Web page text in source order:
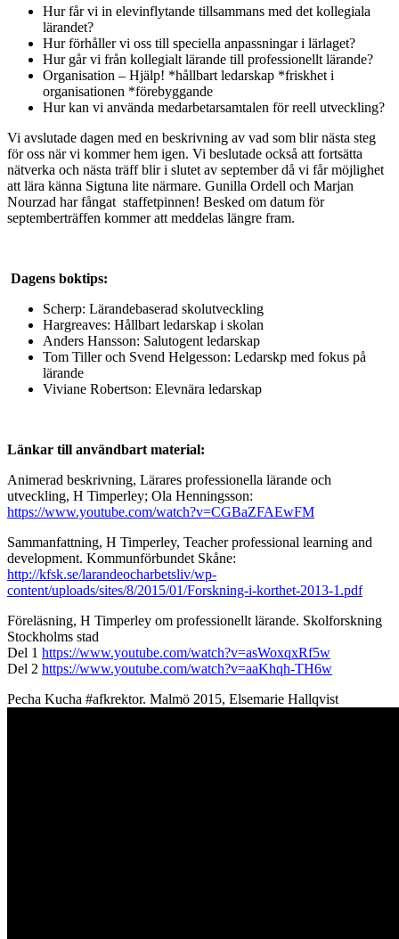
Hur får vi in elevinflytande tillsammans med det kollegiala
lärandet?
Hur förhåller vi oss till speciella anpassningar i lärlaget?
Hur går vi från kollegialt lärande till professionellt lärande?
Organisation – Hjälp! *hållbart ledarskap *friskhet i
organisationen *förebyggande
Hur kan vi använda medarbetarsamtalen för reell utveckling?
Vi avslutade dagen med en beskrivning av vad som blir nästa steg
för oss när vi kommer hem igen. Vi beslutade också att fortsätta
nätverka och nästa träff blir i slutet av september då vi får möjlighet
att lära känna Sigtuna lite närmare. Gunilla Ordell och Marjan
Nourzad har fångat staffetpinnen! Besked om datum för
septemberträffen kommer att meddelas längre fram.
Dagens boktips:
Scherp: Lärandebaserad skolutveckling
Hargreaves: Hållbart ledarskap i skolan
Anders Hansson: Salutogent ledarskap
Tom Tiller och Svend Helgesson: Ledarskp med fokus på
lärande
Viviane Robertson: Elevnära ledarskap
Länkar till användbart material:
Animerad beskrivning, Lärares professionella lärande och
utveckling, H Timperley; Ola Henningsson:
https://www.youtube.com/watch?v=CGBaZFAEwFM
Sammanfattning, H Timperley, Teacher professional learning and
development. Kommunförbundet Skåne:
http://kfsk.se/larandeocharbetsliv/wp-
content/uploads/sites/8/2015/01/Forskning-i-korthet-2013-1.pdf
Föreläsning, H Timperley om professionellt lärande. Skolforskning
Stockholms stad
Del 1 https://www.youtube.com/watch?v=asWoxqxRf5w
Del 2 https://www.youtube.com/watch?v=aaKhqh-TH6w
Pecha Kucha #afkrektor. Malmö 2015, Elsemarie Hallqvist